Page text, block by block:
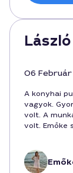
06
A konyhai
vagyok.
volt. A
volt. Emőke